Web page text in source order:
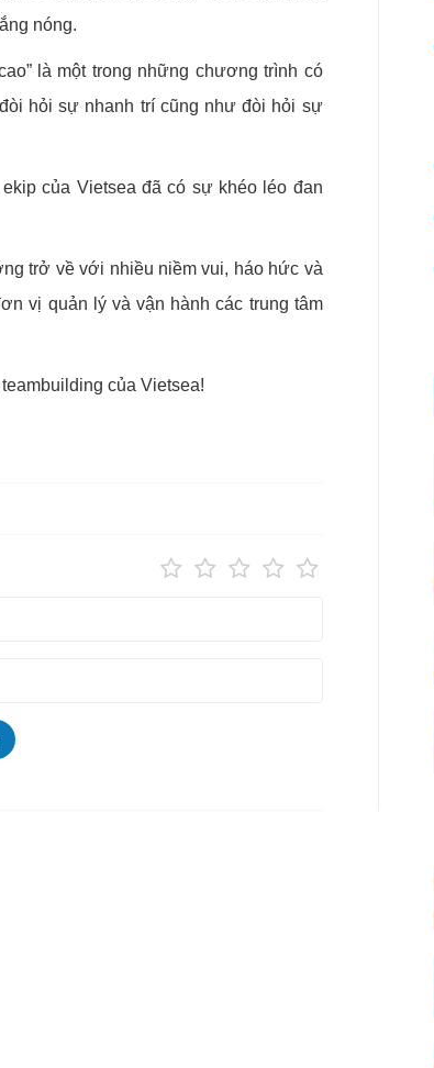
nóng.
là một trong những chương trình có
hỏi sự nhanh trí cũng như đòi hỏi sự
của Vietsea đã có sự khéo léo đan
trở về với nhiều niềm vui, háo hức và
vị quản lý và vận hành các trung tâm
của Vietsea!